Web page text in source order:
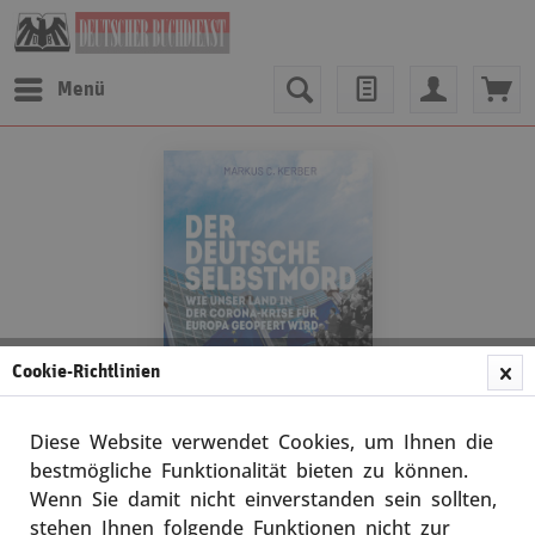
Menü
Markus C. Kerber
Cookie-Richtlinien
Diese Website verwendet Cookies, um Ihnen die
bestmögliche Funktionalität bieten zu können.
Wenn Sie damit nicht einverstanden sein sollten,
stehen Ihnen folgende Funktionen nicht zur